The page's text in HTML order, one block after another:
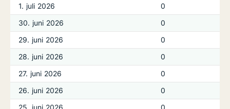
1. juli 2026
0
30. juni 2026
0
29. juni 2026
0
28. juni 2026
0
27. juni 2026
0
26. juni 2026
0
25. juni 2026
0